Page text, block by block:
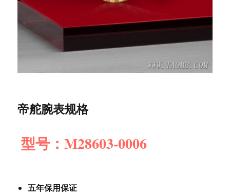
帝舵腕表规格
型号：M28603-0006
五年保用保证